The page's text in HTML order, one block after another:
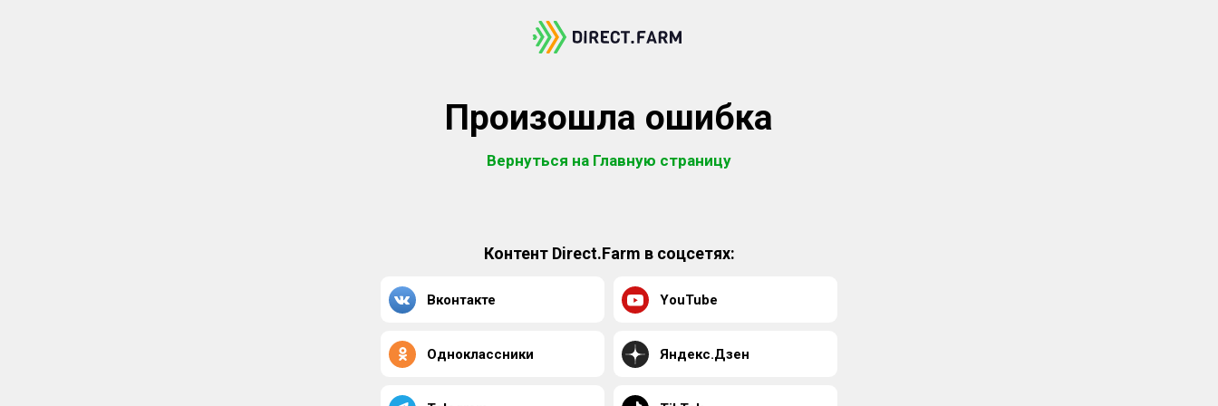
Произошла ошибка
Вернуться на Главную страницу
Контент Direct.Farm в соцсетях:
Вконтакте YouTube
Одноклассники Яндекс.Дзен